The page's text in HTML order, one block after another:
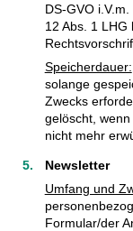
DS-GVO
12 Abs. 1
Speicherdauer:
solange
Zwecks
gelöscht,
nicht mehr
Newsletter
Umfang und
Formular/der